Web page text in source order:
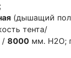
(дышащий
тента/
/ 8000 мм. Н2О;